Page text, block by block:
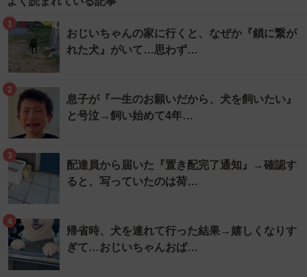
1
おじいちゃんの家に行くと、なぜか『鎖に繋が
れた犬』がいて…思わず…
2
息子が『一生のお願いだから、犬を飼いたい』
と号泣→飼い始めて4年…
3
配達員から届いた『置き配完了通知』→確認す
ると、写っていたのは荷…
4
帰省時、犬を連れて行った結果→嬉しくなりす
ぎて…おじいちゃんおば…